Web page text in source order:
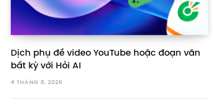
Dịch phụ đề video YouTube hoặc đoạn văn
bất kỳ với Hỏi AI
4 THÁNG 8, 2026